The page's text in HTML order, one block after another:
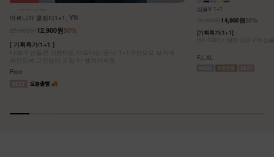
아르니카 쿨링티1+1_YN
50%
12,900원
[ 기획특가/1+1 ]
나크가 만들면 기본티도 다르다는 공식! 1+1구성으로 브이넥
라운드넥 고민없이 두장 다 챙겨가세요
Free
심플V 1+1
25%
14,900원
[기획특가/1+1]
[55~120] 시원한 깊은 V넥 심
F,L,XL